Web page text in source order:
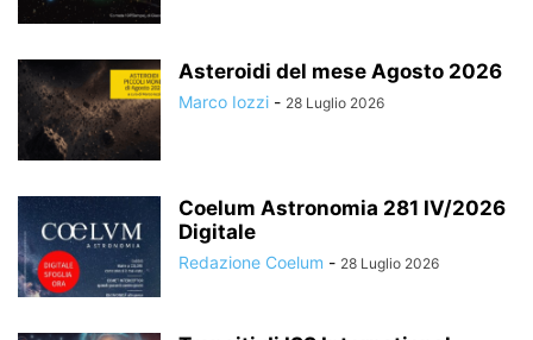
Asteroidi del mese Agosto 2026
Marco Iozzi - 28 Luglio 2026
Coelum Astronomia 281 IV/2026
Digitale
Redazione Coelum - 28 Luglio 2026